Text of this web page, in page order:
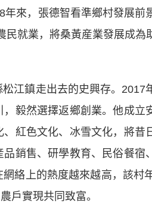
來，張德智看準鄉村發展前
就業，將桑黃産業發展成為
鎮走出去的史興存。2017
毅然選擇返鄉創業。他成立
紅色文化、冰雪文化，將昔
銷售、研學教育、民俗餐宿
絡上的熱度越來越高，該村
戶實現共同致富。